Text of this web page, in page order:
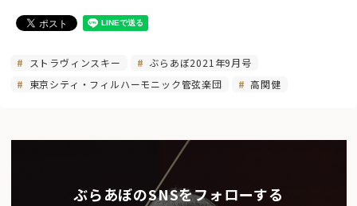
ストラヴィンスキー
ぶらあぼ2021年9月号
東京シティ・フィルハーモニック管弦楽団
高関健
ぶらあぼのSNSをフォローする